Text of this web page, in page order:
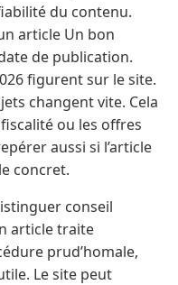
du contenu.
article Un bon
de publication.
figurent sur le site.
changent vite. Cela
ou les offres
aussi si l’article
concret.
conseil
article traite
prud’homale,
Le site peut